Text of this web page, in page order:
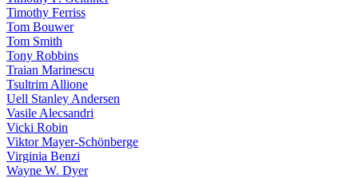
Timothy Ferriss
Tom Bouwer
Tom Smith
Tony Robbins
Traian Marinescu
Tsultrim Allione
Uell Stanley Andersen
Vasile Alecsandri
Vicki Robin
Viktor Mayer-Schönberge
Virginia Benzi
Wayne W. Dyer